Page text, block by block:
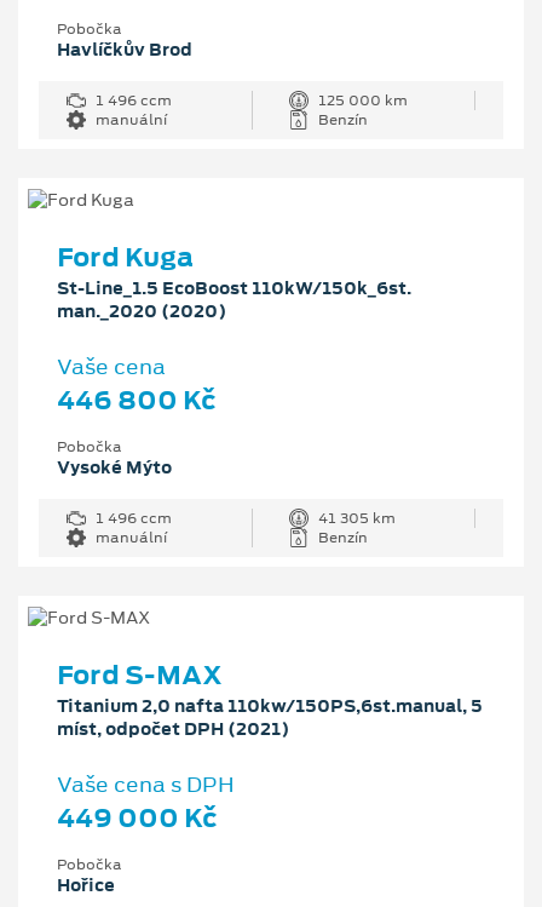
Pobočka
Havlíčkův Brod
1 496 ccm
125 000 km
manuální
Benzín
Ford Kuga
St-Line_1.5 EcoBoost 110kW/150k_6st.
man._2020 (2020)
Vaše cena
446 800 Kč
Pobočka
Vysoké Mýto
1 496 ccm
41 305 km
manuální
Benzín
Ford S-MAX
Titanium 2,0 nafta 110kw/150PS,6st.manual, 5
míst, odpočet DPH (2021)
Vaše cena s DPH
449 000 Kč
Pobočka
Hořice